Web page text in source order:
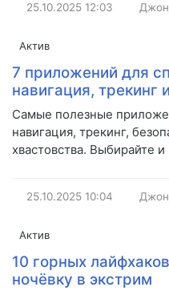
25.10.2025 12:03 Джон
Актив
7 приложений для
навигация, трекинг
Самые полезные
навигация, трекинг,
хвастовства. Выбирайте
25.10.2025 10:04 Джон
Актив
10 горных
ночёвку в экстрим